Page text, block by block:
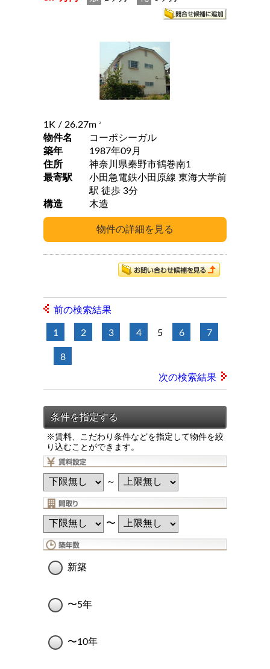
1K / 26.27m 2
物件名
コーポシーガル
築年
1987年09月
住所
神奈川県秦野市鶴巻南1
最寄駅
小田急電鉄小田原線 東海大学前
駅 徒歩 3分
構造
木造
前の検索結果
1 2 3 4 5 6 7
8
次の検索結果
※賃料、こだわり条件などを指定して物件を絞
り込むことができます。
～
〜
新築
〜5年
〜10年